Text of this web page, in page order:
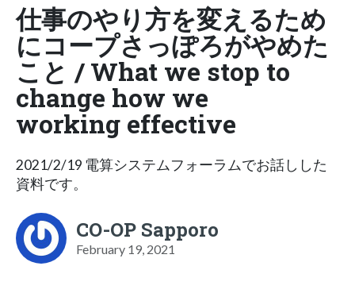
仕事のやり方を変えるため
にコープさっぽろがやめた
こと / What we stop to
change how we
working effective
2021/2/19 電算システムフォーラムでお話しした
資料です。
CO-OP Sapporo
February 19, 2021